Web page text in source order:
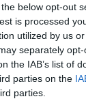
below opt-out
is processed
utilized by us
separately
the IAB’s list of
parties on the
parties.
και